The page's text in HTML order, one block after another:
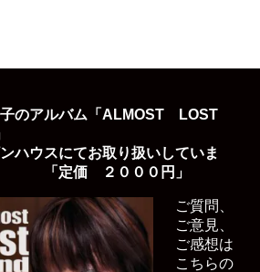
子のアルバム「ALMOST LOST
ハウスにてお取り扱いしていま
定価 ２０００円」
ご質問、
ご意見、
ご感想は
こちらの